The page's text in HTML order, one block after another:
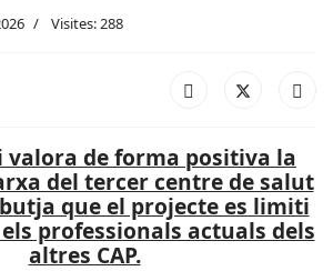
Visites: 288
valora de forma positiva la
del tercer centre de salut
que el projecte es limiti
professionals actuals dels
altres CAP.